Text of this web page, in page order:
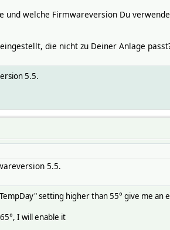
und welche Firmwareversion Du
die nicht zu Deiner Anlage
5.5.
5.5.
setting higher than 55° give me
I will enable it